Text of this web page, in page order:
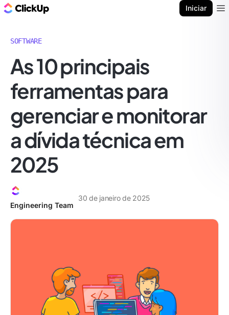
Iniciar
SOFTWARE
As 10 principais
ferramentas para
gerenciar e monitorar
a dívida técnica em
2025
Engineering Team
30 de janeiro de 2025